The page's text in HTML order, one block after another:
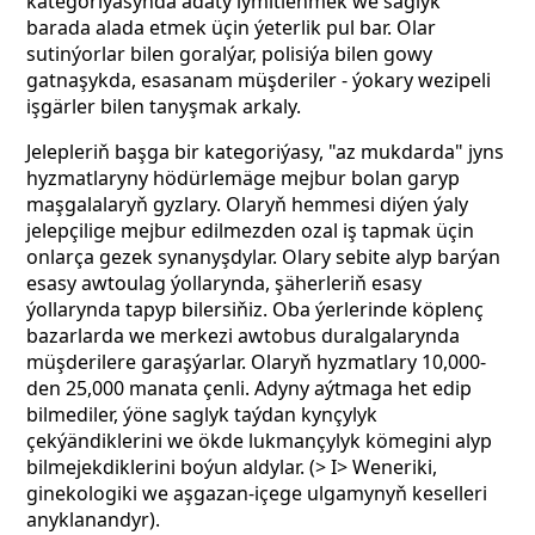
barada alada etmek üçin ýeterlik pul bar. Olar
sutinýorlar bilen goralýar, polisiýa bilen gowy
gatnaşykda, esasanam müşderiler - ýokary wezipeli
işgärler bilen tanyşmak arkaly.
Jelepleriň başga bir kategoriýasy, "az mukdarda" jyns
hyzmatlaryny hödürlemäge mejbur bolan garyp
maşgalalaryň gyzlary. Olaryň hemmesi diýen ýaly
jelepçilige mejbur edilmezden ozal iş tapmak üçin
onlarça gezek synanyşdylar. Olary sebite alyp barýan
esasy awtoulag ýollarynda, şäherleriň esasy
ýollarynda tapyp bilersiňiz. Oba ýerlerinde köplenç
bazarlarda we merkezi awtobus duralgalarynda
müşderilere garaşýarlar. Olaryň hyzmatlary 10,000-
den 25,000 manata çenli. Adyny aýtmaga het edip
bilmediler, ýöne saglyk taýdan kynçylyk
çekýändiklerini we ökde lukmançylyk kömegini alyp
bilmejekdiklerini boýun aldylar. (> I> Weneriki,
ginekologiki we aşgazan-içege ulgamynyň keselleri
anyklanandyr).